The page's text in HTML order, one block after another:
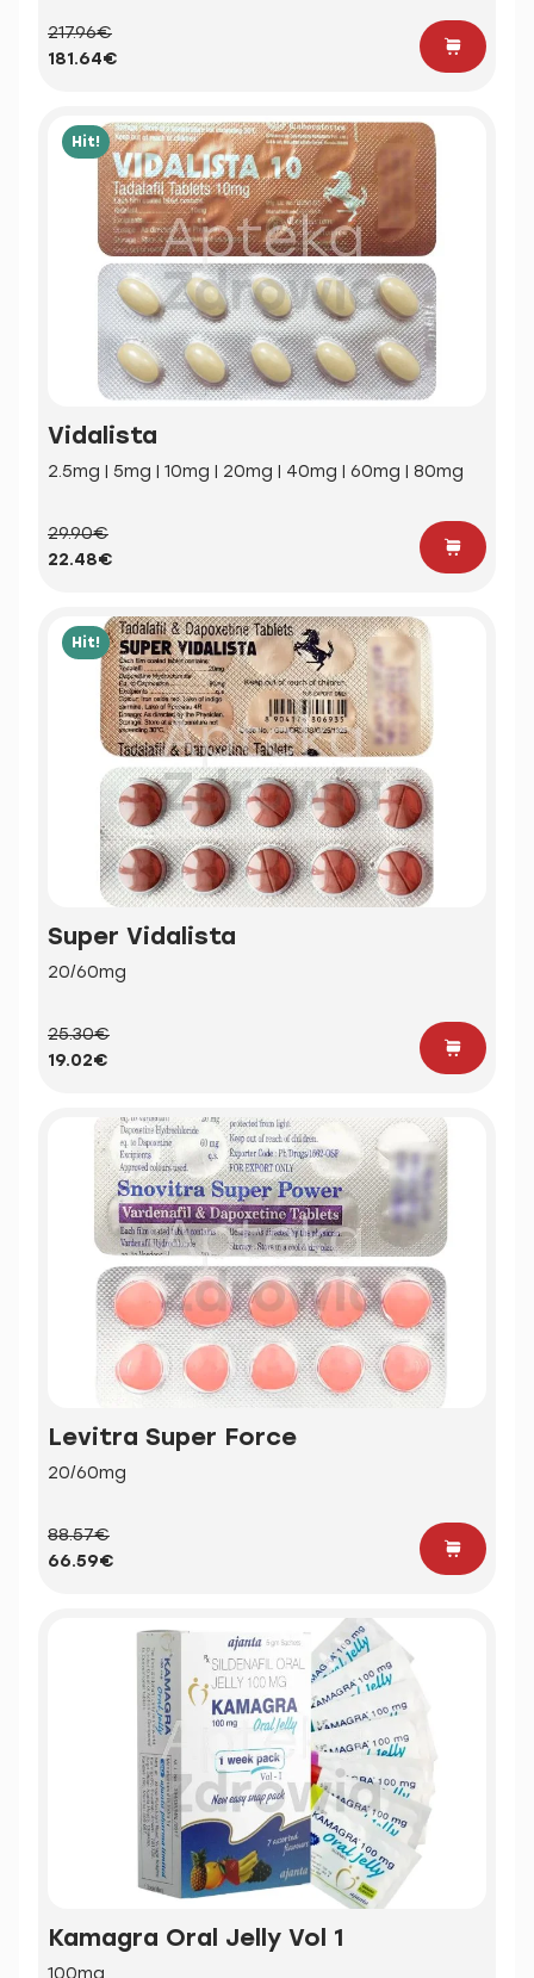
217.96€
181.64€
Hit!
Vidalista
2.5mg | 5mg | 10mg | 20mg | 40mg | 60mg | 80mg
29.90€
22.48€
Hit!
Super Vidalista
20/60mg
25.30€
19.02€
Levitra Super Force
20/60mg
88.57€
66.59€
Kamagra Oral Jelly Vol 1
100mg